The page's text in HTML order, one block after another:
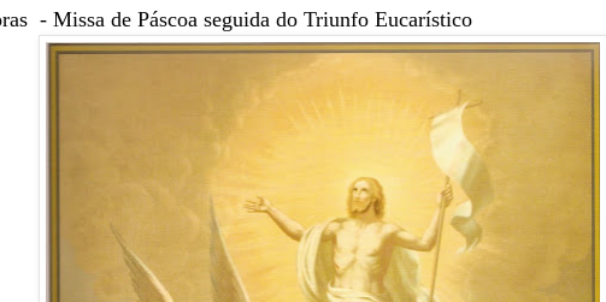
- Missa de Páscoa seguida do Triunfo Eucarístico